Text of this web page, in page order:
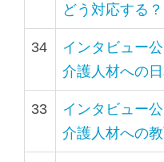
どう対応する？
34
インタビュー
介護人材への
33
インタビュー
介護人材への